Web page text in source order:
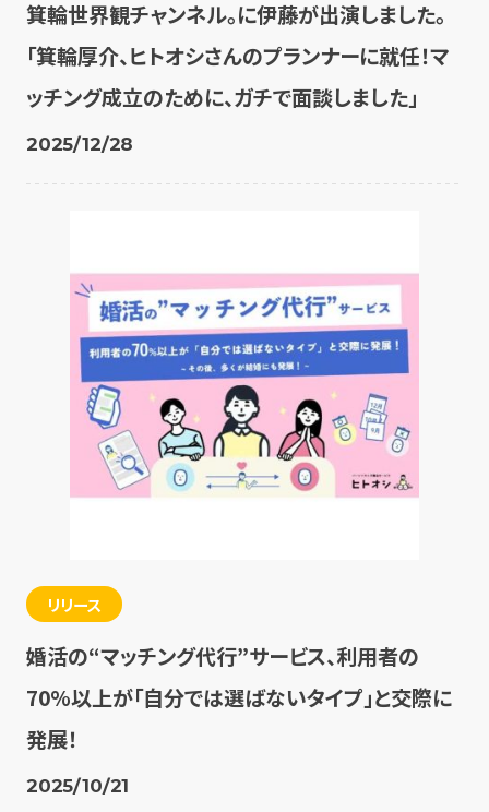
箕輪世界観チャンネル。に伊藤が出演しました。
「箕輪厚介、ヒトオシさんのプランナーに就任！マ
ッチング成立のために、ガチで面談しました」
2025/12/28
リリース
婚活の“マッチング代行”サービス、利用者の
70%以上が「自分では選ばないタイプ」と交際に
発展！
2025/10/21